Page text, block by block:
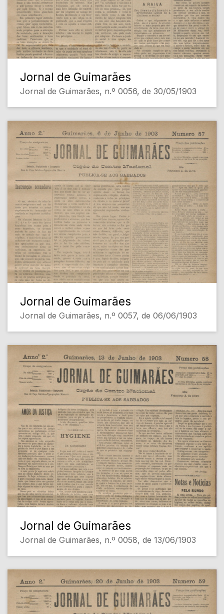
Jornal de Guimarães
Jornal de Guimarães, n.º 0056, de 30/05/1903
Jornal de Guimarães
Jornal de Guimarães, n.º 0057, de 06/06/1903
Jornal de Guimarães
Jornal de Guimarães, n.º 0058, de 13/06/1903